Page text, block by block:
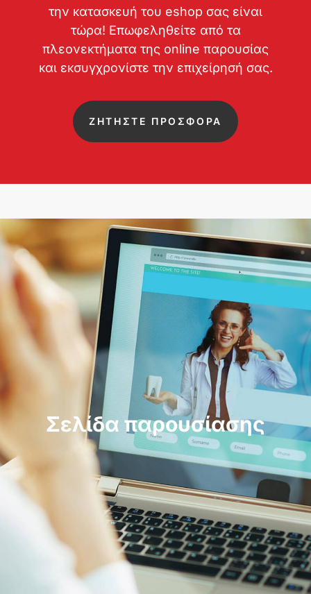
την κατασκευή του eshop σας είναι
τώρα! Επωφεληθείτε από τα
πλεονεκτήματα της online παρουσίας
και εκσυγχρονίστε την επιχείρησή σας.
ΖΗΤΗΣΤΕ ΠΡΟΣΦΟΡΑ
Σελίδα παρουσίασης